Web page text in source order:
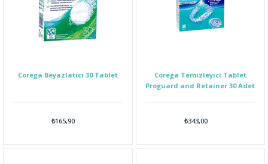
Corega Beyazlatıcı 30 Tablet
₺165,90
Corega Temizleyici Tablet
Proguard and Retainer 30 Adet
₺343,00